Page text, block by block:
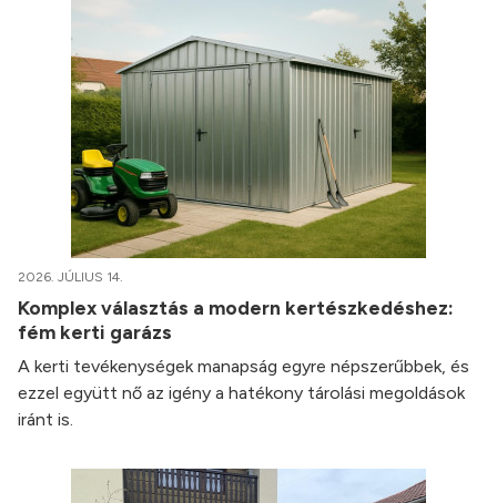
2026. JÚLIUS 14.
Komplex választás a modern kertészkedéshez:
fém kerti garázs
A kerti tevékenységek manapság egyre népszerűbbek, és
ezzel együtt nő az igény a hatékony tárolási megoldások
iránt is.